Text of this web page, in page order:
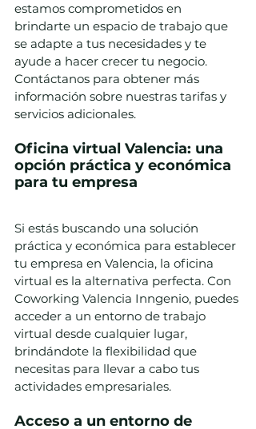
estamos comprometidos en
brindarte un espacio de trabajo que
se adapte a tus necesidades y te
ayude a hacer crecer tu negocio.
Contáctanos para obtener más
información sobre nuestras tarifas y
servicios adicionales.
Oficina virtual Valencia: una
opción práctica y económica
para tu empresa
Si estás buscando una solución
práctica y económica para establecer
tu empresa en Valencia, la oficina
virtual es la alternativa perfecta. Con
Coworking Valencia Inngenio, puedes
acceder a un entorno de trabajo
virtual desde cualquier lugar,
brindándote la flexibilidad que
necesitas para llevar a cabo tus
actividades empresariales.
Acceso a un entorno de